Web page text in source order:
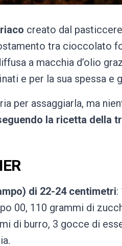
creato dal
tra cioccolato
a macchia d’olio
e per la sua spessa e
per assaggiarla, ma
la ricetta della
di 22-24 centimetri:
00, 110 grammi di
di burro, 3 gocce di